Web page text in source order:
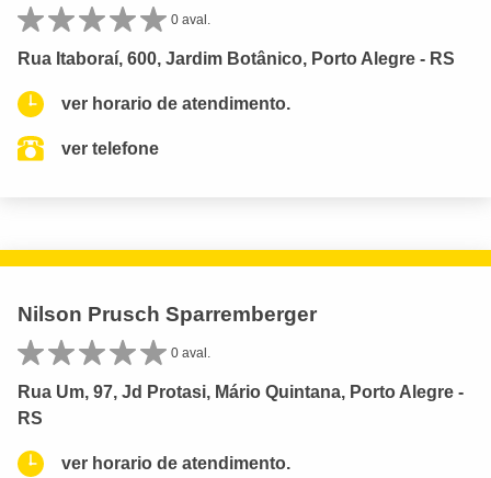
0 aval.
Rua Itaboraí, 600, Jardim Botânico, Porto Alegre - RS
ver horario de atendimento.
ver telefone
Nilson Prusch Sparremberger
0 aval.
Rua Um, 97, Jd Protasi, Mário Quintana, Porto Alegre -
RS
ver horario de atendimento.